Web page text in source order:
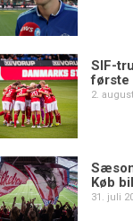
SIF-
første
2.
Køb
31. juli